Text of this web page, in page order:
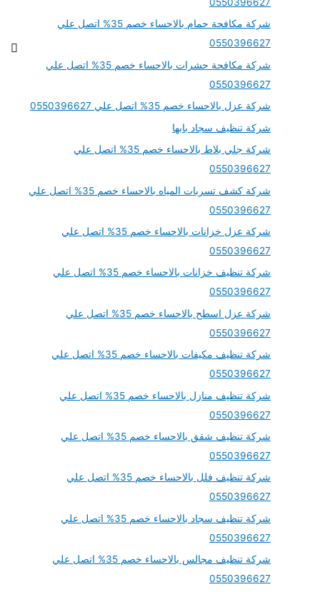
شركة مكافحة حمام بالاحساء خصم 35% اتصل علي
0550396627
شركة مكافحة حشرات بالاحساء خصم 35% اتصل علي
0550396627
شركة عزل بالاحساء خصم 35% اتصل علي 0550396627
شركة تنظيف سجاد بابها
شركة جلي بلاط بالاحساء خصم 35% اتصل علي
0550396627
شركة كشف تسربات المياه بالاحساء خصم 35% اتصل علي
0550396627
شركة عزل خزانات بالاحساء خصم 35% اتصل علي
0550396627
شركة تنظيف خزانات بالاحساء خصم 35% اتصل علي
0550396627
شركة عزل اسطح بالاحساء خصم 35% اتصل علي
0550396627
شركة تنظيف مكيفات بالاحساء خصم 35% اتصل علي
0550396627
شركة تنظيف منازل بالاحساء خصم 35% اتصل علي
0550396627
شركة تنظيف شقق بالاحساء خصم 35% اتصل علي
0550396627
شركة تنظيف فلل بالاحساء خصم 35% اتصل علي
0550396627
شركة تنظيف سجاد بالاحساء خصم 35% اتصل علي
0550396627
شركة تنظيف مجالس بالاحساء خصم 35% اتصل علي
0550396627